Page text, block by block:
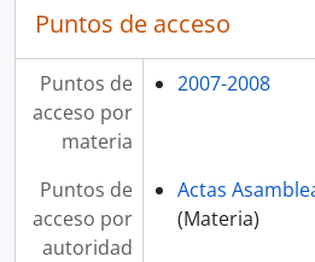
Puntos de acceso
Puntos de
acceso por
materia
2007-2008
Puntos de
acceso por
autoridad
Actas
(Materia)